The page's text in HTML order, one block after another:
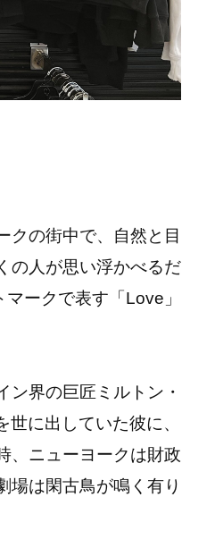
の街中で、自然と目
の人が思い浮かべるだ
ークで表す「Love」
界の巨匠ミルトン・
に出していた彼に、
、ニューヨークは財政
場は閑古鳥が鳴く有り